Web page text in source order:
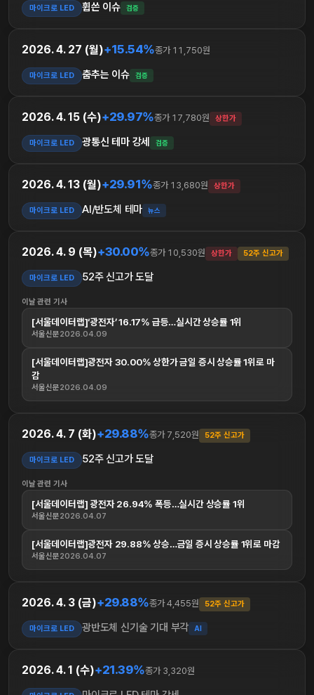
마이크로 LED 휩쓴 이슈 검증
2026. 4. 27 (월)+15.54%종가 11,750원
마이크로 LED 춤추는 이슈 검증
2026. 4. 15 (수)+29.97%종가 17,780원 상한가
마이크로 LED 광통신 테마 강세 검증
2026. 4. 13 (월)+29.91%종가 13,680원 상한가
마이크로 LED AI/반도체 테마 뉴스
2026. 4. 9 (목)+30.00%종가 10,530원 상한가 52주 신고가
마이크로 LED 52주 신고가 도달
이날 관련 기사
[서울데이터랩]‘광전자’ 16.17% 급등…실시간 상승률 1위
서울신문2026.04.09
[서울데이터랩]광전자 30.00% 상한가 금일 증시 상승률 1위로 마
감
서울신문2026.04.09
2026. 4. 7 (화)+29.88%종가 7,520원 52주 신고가
마이크로 LED 52주 신고가 도달
이날 관련 기사
[서울데이터랩] 광전자 26.94% 폭등…실시간 상승률 1위
서울신문2026.04.07
[서울데이터랩]광전자 29.88% 상승…금일 증시 상승률 1위로 마감
서울신문2026.04.07
2026. 4. 3 (금)+29.88%종가 4,455원 52주 신고가
마이크로 LED 광반도체 신기술 기대 부각 AI
2026. 4. 1 (수)+21.39%종가 3,320원